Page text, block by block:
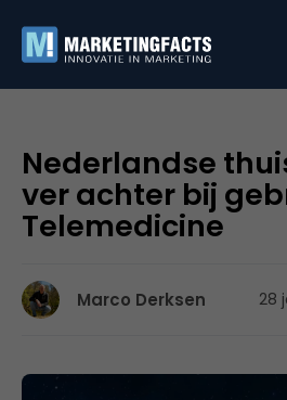
Nederlandse
ver achter bij
Telemedicine
Marco Derksen 28